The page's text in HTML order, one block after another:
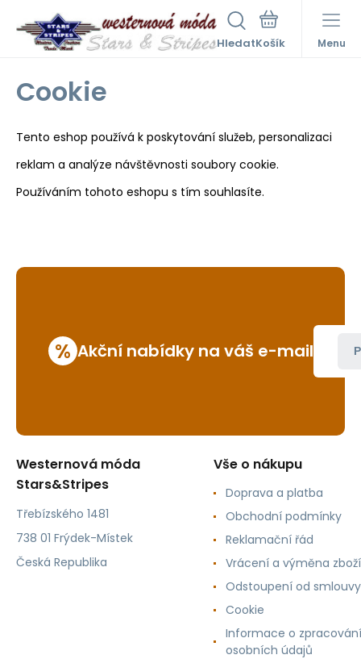
Hledat Menu
Cookie
Tento eshop používá k poskytování služeb, personalizaci
reklam a analýze návštěvnosti soubory cookie.
Používáním tohoto eshopu s tím souhlasíte.
% Akční nabídky na váš e-mail
Westernová móda
Stars&Stripes
Třebízského 1481
738 01 Frýdek-Místek
Česká Republika
Vše o nákupu
Doprava a platba
Obchodní podmínky
Reklamační řád
Vrácení a výměna zboží
Odstoupení od smlouvy
Cookie
Informace o zpracování
osobních údajů